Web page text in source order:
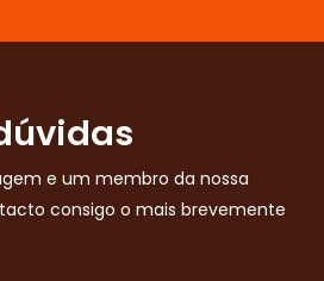
e um membro da nossa
consigo o mais brevemente